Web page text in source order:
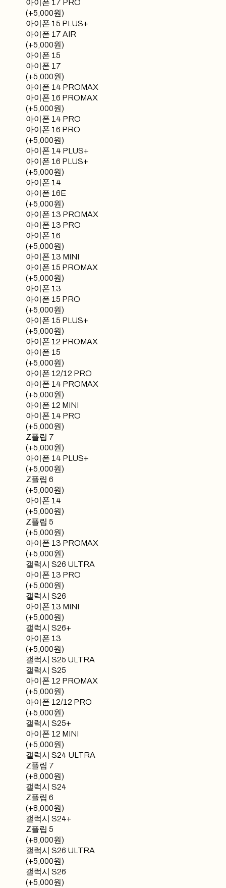
아이폰 17 PRO
(+5,000원)
아이폰 15 PLUS+
아이폰 17 AIR
(+5,000원)
아이폰 15
아이폰 17
(+5,000원)
아이폰 14 PROMAX
아이폰 16 PROMAX
(+5,000원)
아이폰 14 PRO
아이폰 16 PRO
(+5,000원)
아이폰 14 PLUS+
아이폰 16 PLUS+
(+5,000원)
아이폰 14
아이폰 16E
(+5,000원)
아이폰 13 PROMAX
아이폰 13 PRO
아이폰 16
(+5,000원)
아이폰 13 MINI
아이폰 15 PROMAX
(+5,000원)
아이폰 13
아이폰 15 PRO
(+5,000원)
아이폰 15 PLUS+
(+5,000원)
아이폰 12 PROMAX
아이폰 15
(+5,000원)
아이폰 12/12 PRO
아이폰 14 PROMAX
(+5,000원)
아이폰 12 MINI
아이폰 14 PRO
(+5,000원)
Z플립 7
(+5,000원)
아이폰 14 PLUS+
(+5,000원)
Z플립 6
(+5,000원)
아이폰 14
(+5,000원)
Z플립 5
(+5,000원)
아이폰 13 PROMAX
(+5,000원)
갤럭시 S26 ULTRA
아이폰 13 PRO
(+5,000원)
갤럭시 S26
아이폰 13 MINI
(+5,000원)
갤럭시 S26+
아이폰 13
(+5,000원)
갤럭시 S25 ULTRA
갤럭시 S25
아이폰 12 PROMAX
(+5,000원)
아이폰 12/12 PRO
(+5,000원)
갤럭시 S25+
아이폰 12 MINI
(+5,000원)
갤럭시 S24 ULTRA
Z플립 7
(+8,000원)
갤럭시 S24
Z플립 6
(+8,000원)
갤럭시 S24+
Z플립 5
(+8,000원)
갤럭시 S26 ULTRA
(+5,000원)
갤럭시 S26
(+5,000원)